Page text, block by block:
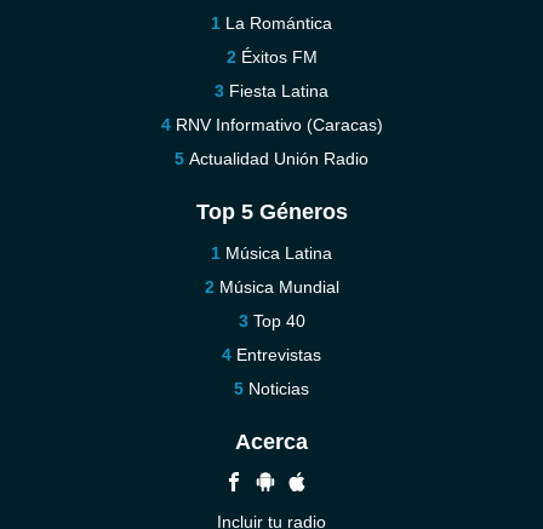
La Romántica
Éxitos FM
Fiesta Latina
RNV Informativo (Caracas)
Actualidad Unión Radio
Top 5 Géneros
Música Latina
Música Mundial
Top 40
Entrevistas
Noticias
Acerca
Incluir tu radio